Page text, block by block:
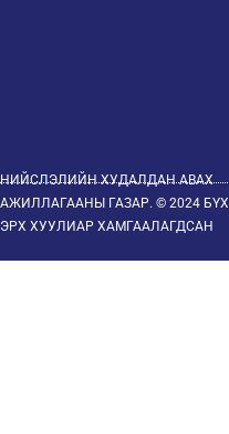
НИЙСЛЭЛИЙН ХУДАЛДАН АВАХ
АЖИЛЛАГААНЫ ГАЗАР. © 2024 БҮХ
ЭРХ ХУУЛИАР ХАМГААЛАГДСАН